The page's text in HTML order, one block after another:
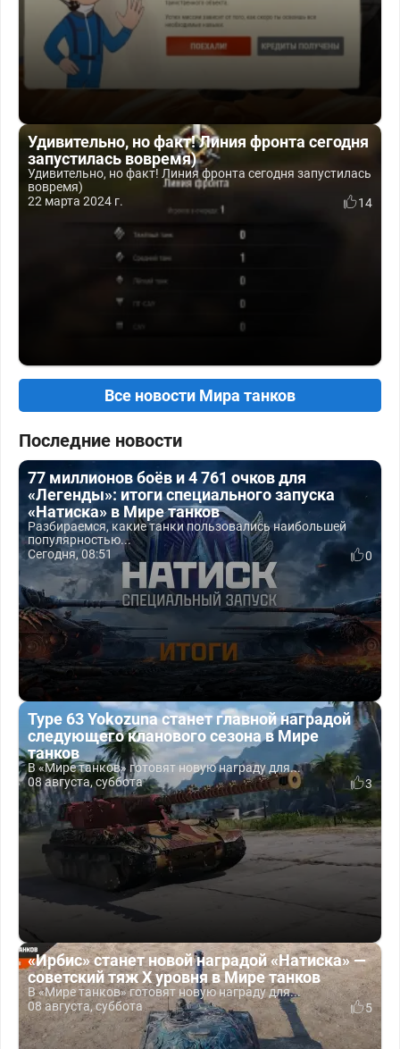
Удивительно, но факт! Линия фронта сегодня
запустилась вовремя)
Удивительно, но факт! Линия фронта сегодня запустилась
вовремя)
22 марта 2024 г.
14
Все новости Мира танков
Последние новости
77 миллионов боёв и 4 761 очков для
«Легенды»: итоги специального запуска
«Натиска» в Мире танков
Разбираемся, какие танки пользовались наибольшей
популярностью...
Сегодня, 08:51
0
Type 63 Yokozuna станет главной наградой
следующего кланового сезона в Мире
танков
В «Мире танков» готовят новую награду для...
08 августа, суббота
3
«Ирбис» станет новой наградой «Натиска» —
советский тяж X уровня в Мире танков
В «Мире танков» готовят новую награду для...
08 августа, суббота
5